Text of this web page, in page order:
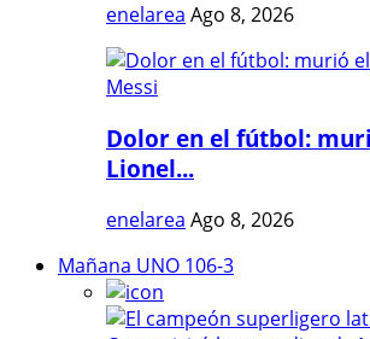
enelarea Ago 8, 2026
Dolor en el fútbol:
Lionel...
enelarea Ago 8, 2026
Mañana UNO 106-3